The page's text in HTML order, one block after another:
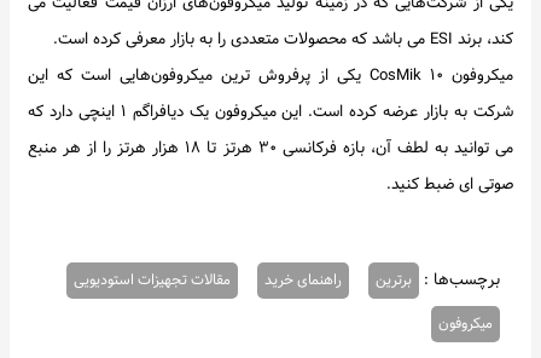
کند، برند ESI می باشد که محصولات متعددی را به بازار معرفی کرده است.
میکروفون CosMik ۱۰ یکی از پرفروش ترین میکروفون‌هایی است که این
شرکت به بازار عرضه کرده است. این میکروفون یک دیافراگم ۱ اینچی دارد که
می توانید به لطف آن، بازه فرکانسی ۳۰ هرتز تا ۱۸ هزار هرتز را از هر منبع
صوتی ای ضبط کنید.
برچسب‌ها : برترین راهنمای خرید
مقالات تجهیزات استودیویی
میکروفون